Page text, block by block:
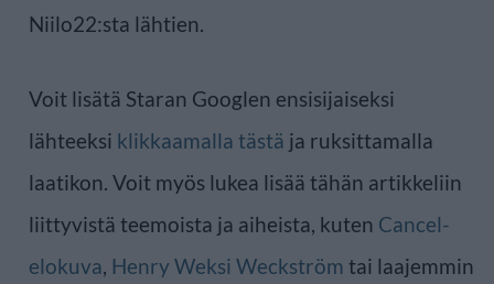
Niilo22:sta lähtien.
Voit lisätä Staran Googlen ensisijaiseksi
lähteeksi klikkaamalla tästä ja ruksittamalla
laatikon. Voit myös lukea lisää tähän artikkeliin
liittyvistä teemoista ja aiheista, kuten Cancel-
elokuva, Henry Weksi Weckström tai laajemmin